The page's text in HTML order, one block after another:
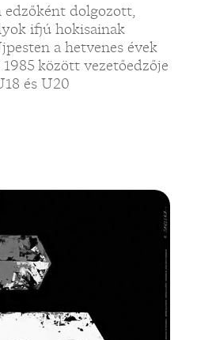
edzőként dolgozott,
ifjú hokisainak
a hetvenes évek
1985 között vezetőedzője
és U20